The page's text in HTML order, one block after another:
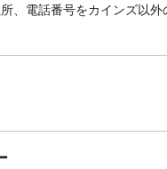
、電話番号をカインズ以